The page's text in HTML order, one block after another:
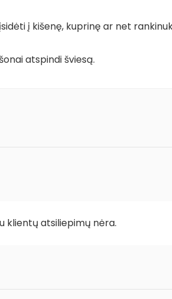
į kišenę, kuprinę ar net
atspindi šviesą.
klientų atsiliepimų nėra.